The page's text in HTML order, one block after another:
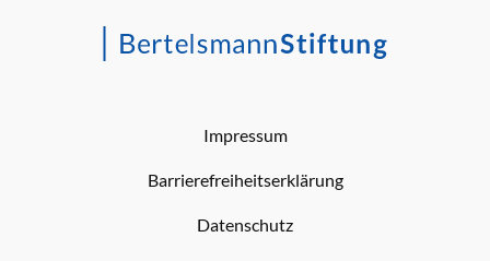
Impressum
Barrierefreiheitserklärung
Datenschutz